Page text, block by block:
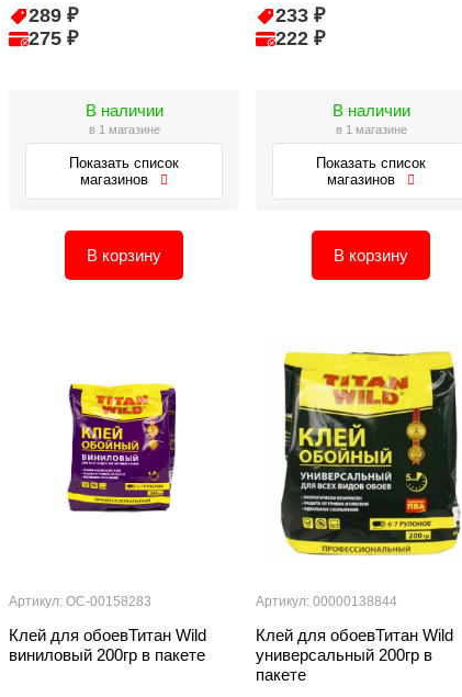
289 ₽
275 ₽
В наличии
в 1 магазине
Показать список
магазинов
В корзину
233 ₽
222 ₽
В наличии
в 1 магазине
Показать список
магазинов
В корзину
Артикул: ОС-00158283
Клей для обоевТитан Wild
виниловый 200гр в пакете
Артикул: 00000138844
Клей для обоевТитан Wild
универсальный 200гр в
пакете